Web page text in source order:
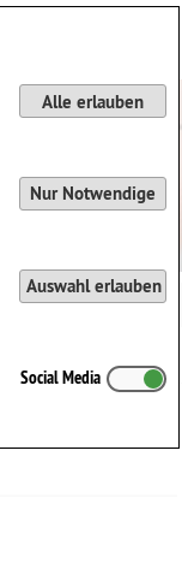
Alle erlauben
Nur Notwendige
Auswahl erlauben
Social Media